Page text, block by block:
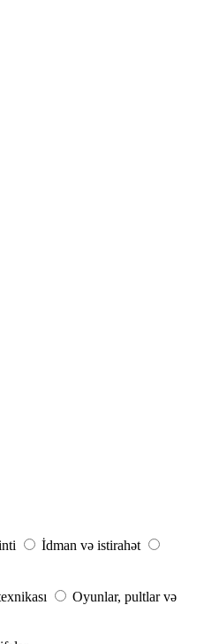
İdman və istirahət
Oyunlar, pultlar və